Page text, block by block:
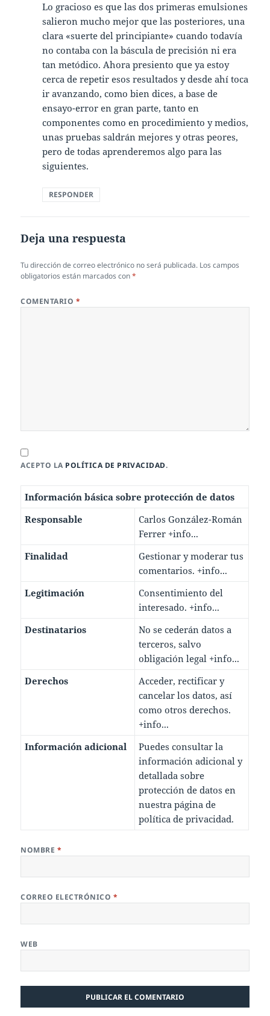
Lo gracioso es que las dos primeras emulsiones
salieron mucho mejor que las posteriores, una
clara «suerte del principiante» cuando todavía
no contaba con la báscula de precisión ni era
tan metódico. Ahora presiento que ya estoy
cerca de repetir esos resultados y desde ahí toca
ir avanzando, como bien dices, a base de
ensayo-error en gran parte, tanto en
componentes como en procedimiento y medios,
unas pruebas saldrán mejores y otras peores,
pero de todas aprenderemos algo para las
siguientes.
RESPONDER
Deja una respuesta
Tu dirección de correo electrónico no será publicada. Los campos
obligatorios están marcados con*
COMENTARIO *
ACEPTO LA POLÍTICA DE PRIVACIDAD.
Información básica sobre protección de datos
Responsable
Carlos González-Román
Ferrer +info...
Finalidad
Gestionar y moderar tus
comentarios. +info...
Legitimación
Consentimiento del
interesado. +info...
Destinatarios
No se cederán datos a
terceros, salvo
obligación legal +info...
Derechos
Acceder, rectificar y
cancelar los datos, así
como otros derechos.
+info...
Información adicional
Puedes consultar la
información adicional y
detallada sobre
protección de datos en
nuestra página de
política de privacidad.
NOMBRE *
CORREO ELECTRÓNICO *
WEB